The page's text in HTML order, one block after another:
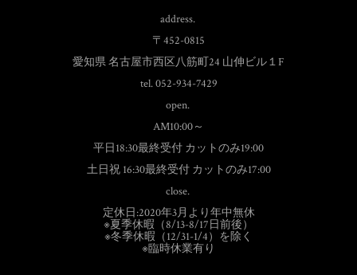
address.
〒452-0815
愛知県 名古屋市西区八筋町24 山伸ビル１F
tel. 052-934-7429
open.
AM10:00～
平日18:30最終受付 カットのみ19:00
土日祝 16:30最終受付 カットのみ17:00
close.
定休日:2020年3月より年中無休
※夏季休暇（8/13-8/17日前後）
※冬季休暇（12/31-1/4）を除く
※臨時休業有り